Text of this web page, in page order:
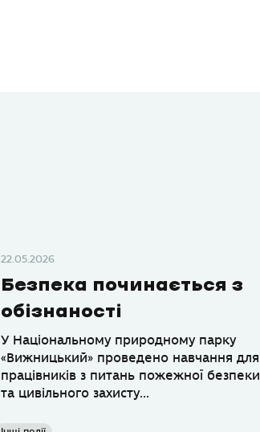
22.05.2026
Безпека починається з
обізнаності
У Національному природному парку
«Вижницький» проведено навчання для
працівників з питань пожежної безпеки
та цивільного захисту...